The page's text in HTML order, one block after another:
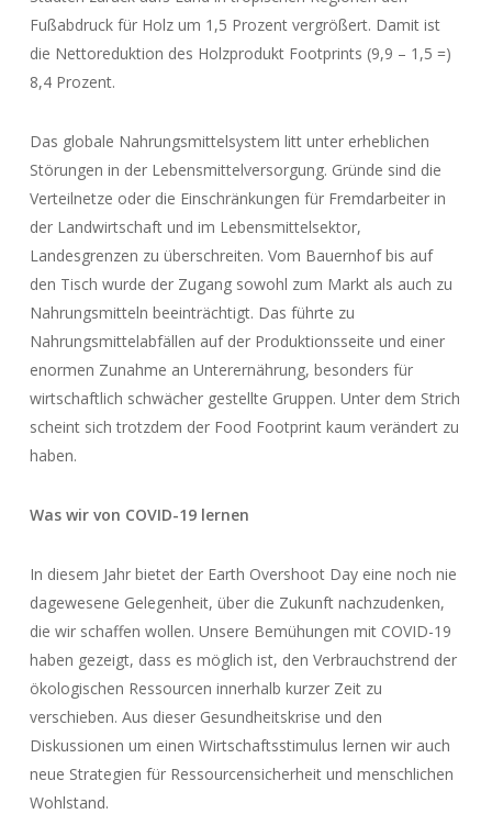
Fußabdruck für Holz um 1,5 Prozent vergrößert. Damit ist
die Nettoreduktion des Holzprodukt Footprints (9,9 – 1,5 =)
8,4 Prozent.
Das globale Nahrungsmittelsystem litt unter erheblichen
Störungen in der Lebensmittelversorgung. Gründe sind die
Verteilnetze oder die Einschränkungen für Fremdarbeiter in
der Landwirtschaft und im Lebensmittelsektor,
Landesgrenzen zu überschreiten. Vom Bauernhof bis auf
den Tisch wurde der Zugang sowohl zum Markt als auch zu
Nahrungsmitteln beeinträchtigt. Das führte zu
Nahrungsmittelabfällen auf der Produktionsseite und einer
enormen Zunahme an Unterernährung, besonders für
wirtschaftlich schwächer gestellte Gruppen. Unter dem Strich
scheint sich trotzdem der Food Footprint kaum verändert zu
haben.
Was wir von COVID-19 lernen
In diesem Jahr bietet der Earth Overshoot Day eine noch nie
dagewesene Gelegenheit, über die Zukunft nachzudenken,
die wir schaffen wollen. Unsere Bemühungen mit COVID-19
haben gezeigt, dass es möglich ist, den Verbrauchstrend der
ökologischen Ressourcen innerhalb kurzer Zeit zu
verschieben. Aus dieser Gesundheitskrise und den
Diskussionen um einen Wirtschaftsstimulus lernen wir auch
neue Strategien für Ressourcensicherheit und menschlichen
Wohlstand.